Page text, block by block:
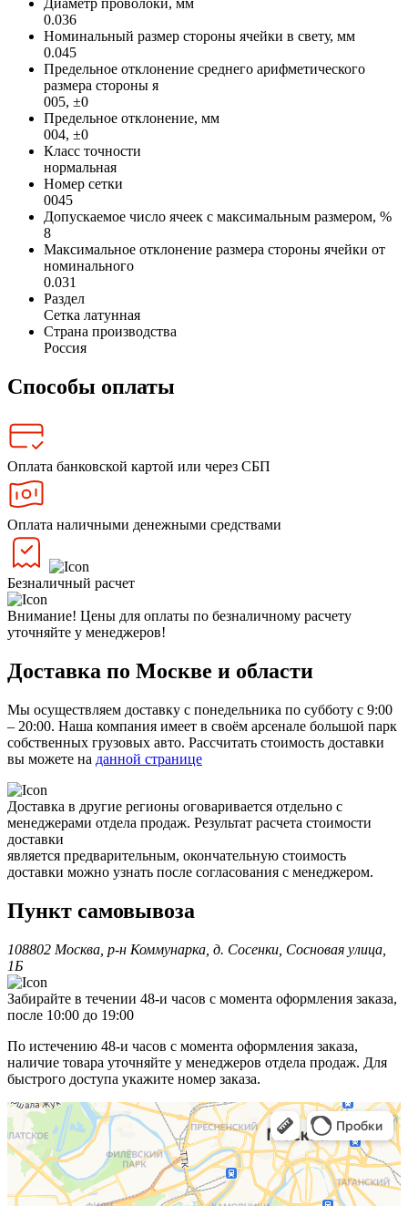
0.036
Номинальный размер стороны ячейки в свету, мм
0.045
Предельное отклонение среднего арифметического
размера стороны я
005, ±0
Предельное отклонение, мм
004, ±0
Класс точности
нормальная
Номер сетки
0045
Допускаемое число ячеек с максимальным размером, %
8
Максимальное отклонение размера стороны ячейки от
номинального
0.031
Раздел
Сетка латунная
Страна производства
Россия
Способы оплаты
Оплата банковской картой или через СБП
Оплата наличными денежными средствами
Безналичный расчет
Внимание! Цены для оплаты по безналичному расчету
уточняйте у менеджеров!
Доставка по Москве и области
Мы осуществляем доставку с понедельника по субботу с 9:00
– 20:00. Наша компания имеет в своём арсенале большой парк
собственных грузовых авто. Рассчитать стоимость доставки
вы можете на данной странице
Доставка в другие регионы оговаривается отдельно с
менеджерами отдела продаж. Результат расчета стоимости
доставки
является предварительным, окончательную стоимость
доставки можно узнать после согласования с менеджером.
Пункт самовывоза
108802 Москва, р-н Коммунарка, д. Сосенки, Сосновая улица,
1Б
Забирайте в течении 48-и часов с момента оформления заказа,
после 10:00 до 19:00
По истечению 48-и часов с момента оформления заказа,
наличие товара уточняйте у менеджеров отдела продаж. Для
быстрого доступа укажите номер заказа.